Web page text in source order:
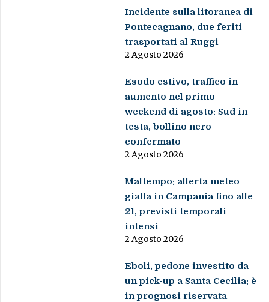
Incidente sulla litoranea di
Pontecagnano, due feriti
trasportati al Ruggi
2 Agosto 2026
Esodo estivo, traffico in
aumento nel primo
weekend di agosto: Sud in
testa, bollino nero
confermato
2 Agosto 2026
Maltempo: allerta meteo
gialla in Campania fino alle
21, previsti temporali
intensi
2 Agosto 2026
Eboli, pedone investito da
un pick-up a Santa Cecilia: è
in prognosi riservata